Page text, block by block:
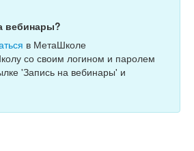
вебинары?
в МетаШколе
со своим логином и паролем
'Запись на вебинары' и